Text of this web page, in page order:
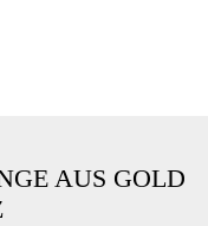
AUS GOLD